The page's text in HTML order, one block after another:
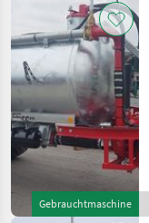
Gebrauchtmaschine